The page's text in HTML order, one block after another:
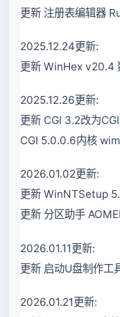
更新 注册表编辑器
2025.12.24更新:
更新 WinHex v20.4
2025.12.26更新:
更新 CGI 3.2改为
CGI 5.0.0.6内核
2026.01.02更新:
更新 WinNTSetup
更新 分区助手
2026.01.11更新:
更新 启动U盘制作工
2026.01.21更新: